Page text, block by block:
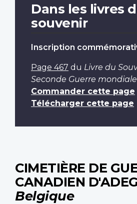
Dans les livres
souvenir
Inscription
Page 467 du Livre du
Seconde Guerre mondiale
Commander cette page
Télécharger cette page
CIMETIÈRE DE
CANADIEN
Belgique